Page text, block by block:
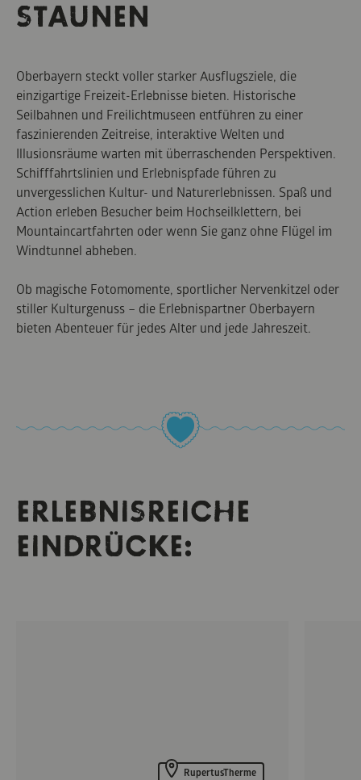
STAUNEN
Oberbayern steckt voller starker Ausflugsziele, die
einzigartige Freizeit-Erlebnisse bieten. Historische
Seilbahnen und Freilichtmuseen entführen zu einer
faszinierenden Zeitreise, interaktive Welten und
Illusionsräume warten mit überraschenden Perspektiven.
Schifffahrtslinien und Erlebnispfade führen zu
unvergesslichen Kultur- und Naturerlebnissen. Spaß und
Action erleben Besucher beim Hochseilklettern, bei
Mountaincartfahrten oder wenn Sie ganz ohne Flügel im
Windtunnel abheben.
Ob magische Fotomomente, sportlicher Nervenkitzel oder
stiller Kulturgenuss – die Erlebnispartner Oberbayern
bieten Abenteuer für jedes Alter und jede Jahreszeit.
ERLEBNISREICHE
EINDRÜCKE:
RupertusTherme